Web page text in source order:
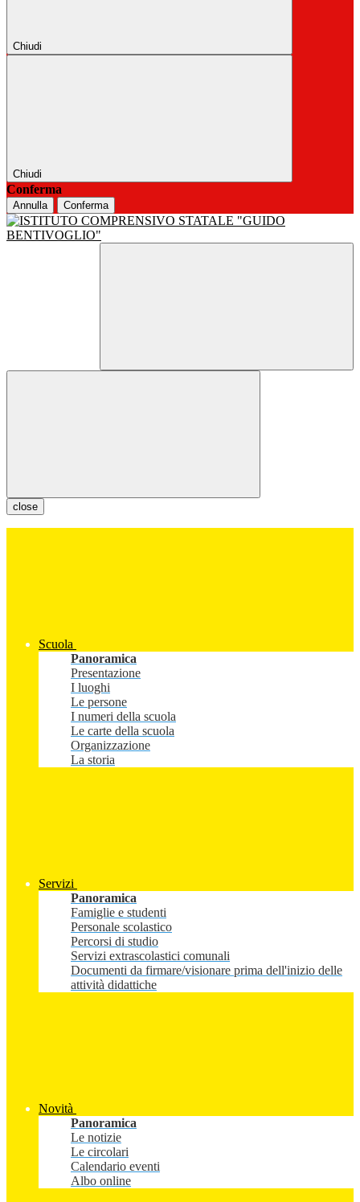
Chiudi
Chiudi
Conferma
Annulla Conferma
close
Scuola
Panoramica
Presentazione
I luoghi
Le persone
I numeri della scuola
Le carte della scuola
Organizzazione
La storia
Servizi
Panoramica
Famiglie e studenti
Personale scolastico
Percorsi di studio
Servizi extrascolastici comunali
Documenti da firmare/visionare prima dell'inizio delle
attività didattiche
Novità
Panoramica
Le notizie
Le circolari
Calendario eventi
Albo online